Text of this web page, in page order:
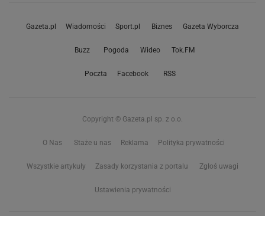
Gazeta.pl Wiadomości Sport.pl Biznes Gazeta Wyborcza
Buzz Pogoda Wideo Tok.FM
Poczta Facebook RSS
Copyright © Gazeta.pl sp. z o.o.
O Nas Staże u nas Reklama Polityka prywatności
Wszystkie artykuły Zasady korzystania z portalu Zgłoś uwagi
Ustawienia prywatności